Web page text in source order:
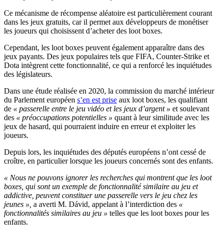
Ce mécanisme de récompense aléatoire est particulièrement courant
dans les jeux gratuits, car il permet aux développeurs de monétiser
les joueurs qui choisissent d’acheter des loot boxes.
Cependant, les loot boxes peuvent également apparaître dans des
jeux payants. Des jeux populaires tels que FIFA, Counter-Strike et
Dota intègrent cette fonctionnalité, ce qui a renforcé les inquiétudes
des législateurs.
Dans une étude réalisée en 2020, la commission du marché intérieur
du Parlement européen s’en est prise aux loot boxes, les qualifiant
de « passerelle entre le jeu vidéo et les jeux d’argent » et soulevant
des « préoccupations potentielles » quant à leur similitude avec les
jeux de hasard, qui pourraient induire en erreur et exploiter les
joueurs.
Depuis lors, les inquiétudes des députés européens n’ont cessé de
croître, en particulier lorsque les joueurs concernés sont des enfants.
« Nous ne pouvons ignorer les recherches qui montrent que les loot
boxes, qui sont un exemple de fonctionnalité similaire au jeu et
addictive, peuvent constituer une passerelle vers le jeu chez les
jeunes », a averti M. Dávid, appelant à l’interdiction des «
fonctionnalités similaires au jeu » telles que les loot boxes pour les
enfants.